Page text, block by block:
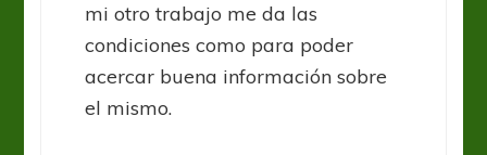
mi otro trabajo me da las
condiciones como para poder
acercar buena información sobre
el mismo.